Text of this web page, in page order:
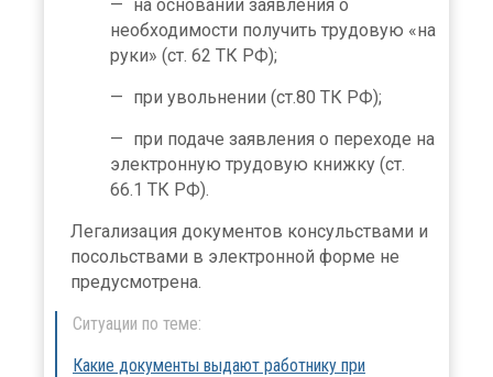
на основании заявления о
необходимости получить трудовую «на
руки» (ст. 62 ТК РФ);
при увольнении (ст.80 ТК РФ);
при подаче заявления о переходе на
электронную трудовую книжку (ст.
66.1 ТК РФ).
Легализация документов консульствами и
посольствами в электронной форме не
предусмотрена.
Ситуации по теме:
Какие документы выдают работнику при